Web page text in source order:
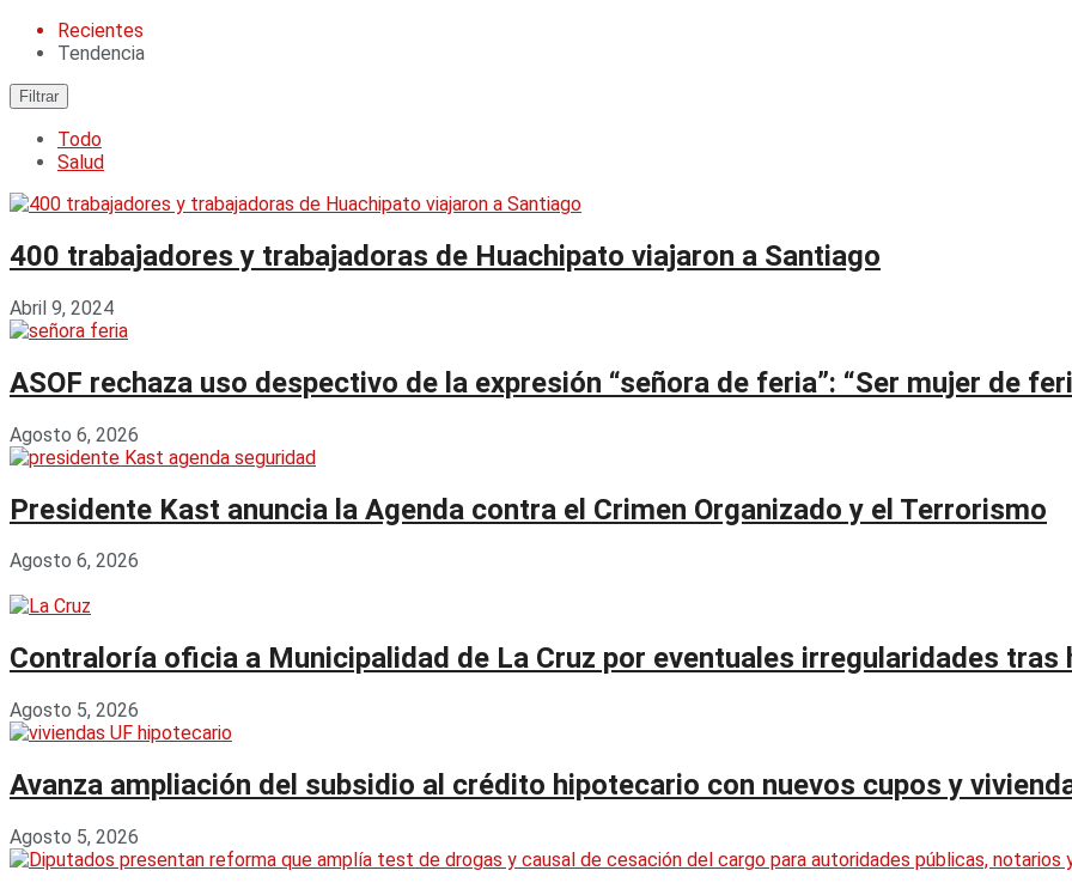
Recientes
Tendencia
Filtrar
Todo
Salud
400 trabajadores y trabajadoras de Huachipato viajaron a Santiago
Abril 9, 2024
ASOF rechaza uso despectivo de la expresión “señora de feria”: “Ser mujer de
Agosto 6, 2026
Presidente Kast anuncia la Agenda contra el Crimen Organizado y el Terrorismo
Agosto 6, 2026
Contraloría oficia a Municipalidad de La Cruz por eventuales irregularidades tras
Agosto 5, 2026
Avanza ampliación del subsidio al crédito hipotecario con nuevos cupos y
Agosto 5, 2026